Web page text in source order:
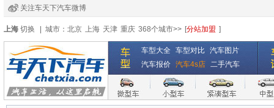
关注车天下汽车微博
经销商登录
注册 全国4s店
上海 切换 城市： 北京 上海 天津 重庆 368个城市>> [分站加盟 ]
车型大全 车型对比 汽车图片
汽车报价 汽车4s店 二手汽车